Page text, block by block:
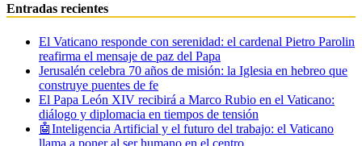
Entradas recientes
El Vaticano responde con serenidad: el cardenal Pietro Parolin
reafirma el mensaje de paz del Papa
Jerusalén celebra 70 años de misión: la Iglesia en hebreo que
construye puentes de fe
El Papa León XIV recibirá a Marco Rubio en el Vaticano:
diálogo y diplomacia en tiempos de tensión
🤖Inteligencia Artificial y el futuro del trabajo: el Vaticano